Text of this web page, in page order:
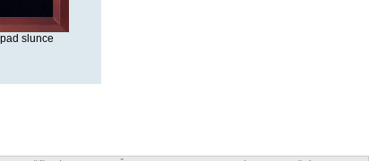
slunce